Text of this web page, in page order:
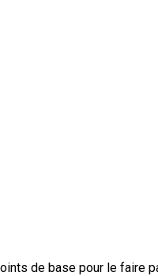
de base pour le faire